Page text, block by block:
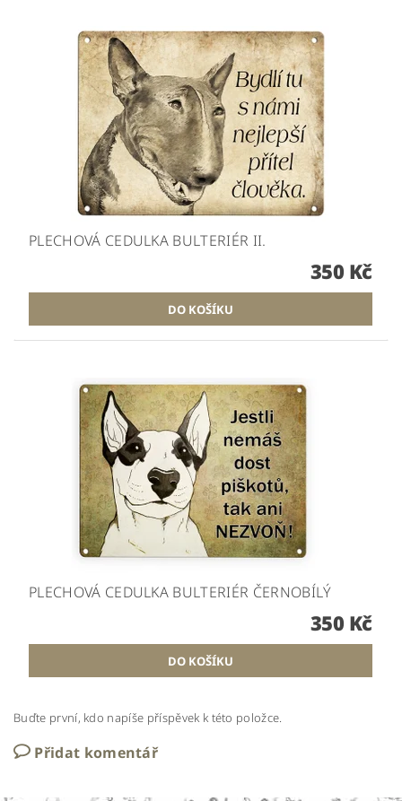
PLECHOVÁ CEDULKA BULTERIÉR II.
350 Kč
PLECHOVÁ CEDULKA BULTERIÉR ČERNOBÍLÝ
350 Kč
Buďte první, kdo napíše příspěvek k této položce.
Přidat komentář